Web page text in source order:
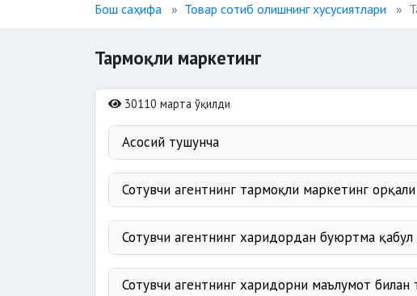
Бош саҳифа Товар сотиб олишнинг хусусиятлари
Тармоқли маркетинг
30110 марта ўқилди
Асосий тушунча
Тармоқли маркетинг
Тармоқли ташкилот
Сотувчи агент
Сотувчи агентнинг тармоқли маркетинг
Сотувчи агентнинг харидордан буюртма
Сотувчи агентнинг харидорни маълумот билан